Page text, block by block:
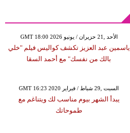
GMT 18:00 2026 الأحد ,21 حزيران / يونيو
ياسمين عبد العزيز تكشف كواليس فيلم "خلي
بالك من نفسك" مع أحمد السقا
GMT 16:23 2020 السبت ,29 شباط / فبراير
يبدأ الشهر بيوم مناسب لك ويتناغم مع
طموحاتك